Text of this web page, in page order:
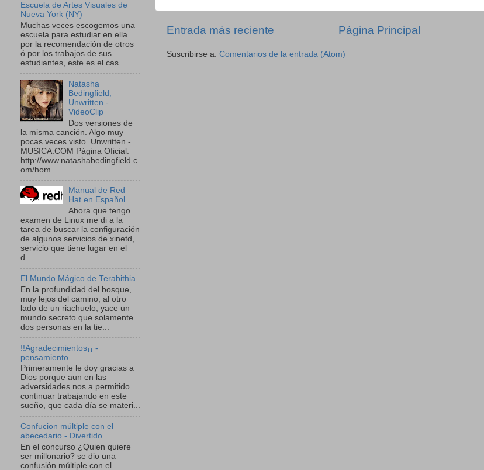
Entrada más reciente Página Principal
Suscribirse a: Comentarios de la entrada (Atom)
Escuela de Artes Visuales de
Nueva York (NY)
Muchas veces escogemos una
escuela para estudiar en ella
por la recomendación de otros
ó por los trabajos de sus
estudiantes, este es el cas...
Natasha
Bedingfield,
Unwritten -
VideoClip
Dos versiones de
la misma canción. Algo muy
pocas veces visto. Unwritten -
MUSICA.COM Página Oficial:
http://www.natashabedingfield.c
om/hom...
Manual de Red
Hat en Español
Ahora que tengo
examen de Linux me di a la
tarea de buscar la configuración
de algunos servicios de xinetd,
servicio que tiene lugar en el
d...
El Mundo Mágico de Terabithia
En la profundidad del bosque,
muy lejos del camino, al otro
lado de un riachuelo, yace un
mundo secreto que solamente
dos personas en la tie...
!!Agradecimientos¡¡ -
pensamiento
Primeramente le doy gracias a
Dios porque aun en las
adversidades nos a permitido
continuar trabajando en este
sueño, que cada día se materi...
Confucion múltiple con el
abecedario - Divertido
En el concurso ¿Quien quiere
ser millonario? se dio una
confusión múltiple con el